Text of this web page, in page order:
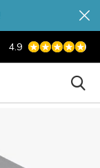
7 Dagen Per
4.9